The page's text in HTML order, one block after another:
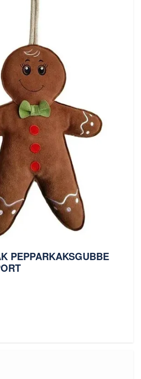
PEPPARKAKSGUBBE